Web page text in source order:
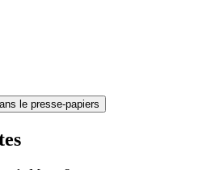
le presse-papiers